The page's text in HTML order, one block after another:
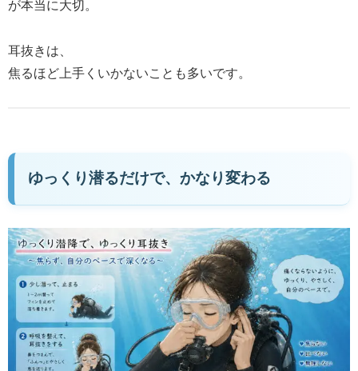
が本当に大切。
耳抜きは、
焦るほど上手くいかないことも多いです。
ゆっくり潜るだけで、かなり変わる